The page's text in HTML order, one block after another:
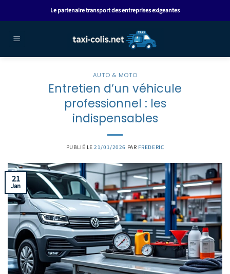
au
Le partenaire transport des entreprises exigeantes
AUTO & MOTO
Entretien d’un véhicule
professionnel : les
indispensables
PUBLIÉ LE21/01/2026 PAR FREDERIC
21
Jan